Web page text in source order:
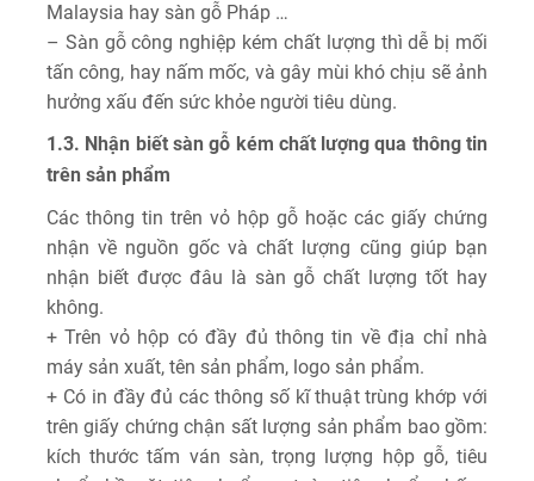
Malaysia hay sàn gỗ Pháp …
– Sàn gỗ công nghiệp kém chất lượng thì dễ bị mối
tấn công, hay nấm mốc, và gây mùi khó chịu sẽ ảnh
hưởng xấu đến sức khỏe người tiêu dùng.
1.3. Nhận biết sàn gỗ kém chất lượng qua thông tin
trên sản phẩm
Các thông tin trên vỏ hộp gỗ hoặc các giấy chứng
nhận về nguồn gốc và chất lượng cũng giúp bạn
nhận biết được đâu là sàn gỗ chất lượng tốt hay
không.
+ Trên vỏ hộp có đầy đủ thông tin về địa chỉ nhà
máy sản xuất, tên sản phẩm, logo sản phẩm.
+ Có in đầy đủ các thông số kĩ thuật trùng khớp với
trên giấy chứng chận sất lượng sản phẩm bao gồm:
kích thước tấm ván sàn, trọng lượng hộp gỗ, tiêu